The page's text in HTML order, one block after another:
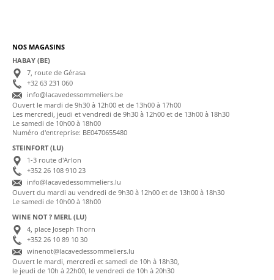
NOS MAGASINS
HABAY (BE)
7, route de Gérasa
+32 63 231 060
info@lacavedessommeliers.be
Ouvert le mardi de 9h30 à 12h00 et de 13h00 à 17h00
Les mercredi, jeudi et vendredi de 9h30 à 12h00 et de 13h00 à 18h30
Le samedi de 10h00 à 18h00
Numéro d'entreprise: BE0470655480
STEINFORT (LU)
1-3 route d'Arlon
+352 26 108 910 23
info@lacavedessommeliers.lu
Ouvert du mardi au vendredi de 9h30 à 12h00 et de 13h00 à 18h30
Le samedi de 10h00 à 18h00
WINE NOT ? MERL (LU)
4, place Joseph Thorn
+352 26 10 89 10 30
winenot@lacavedessommeliers.lu
Ouvert le mardi, mercredi et samedi de 10h à 18h30,
le jeudi de 10h à 22h00, le vendredi de 10h à 20h30